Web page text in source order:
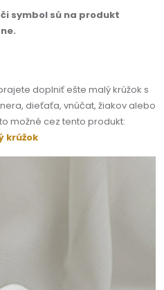
symbol sú na produkt
doplniť ešte malý krúžok s
dieťaťa, vnúčat, žiakov alebo
možné cez tento produkt:
krúžok